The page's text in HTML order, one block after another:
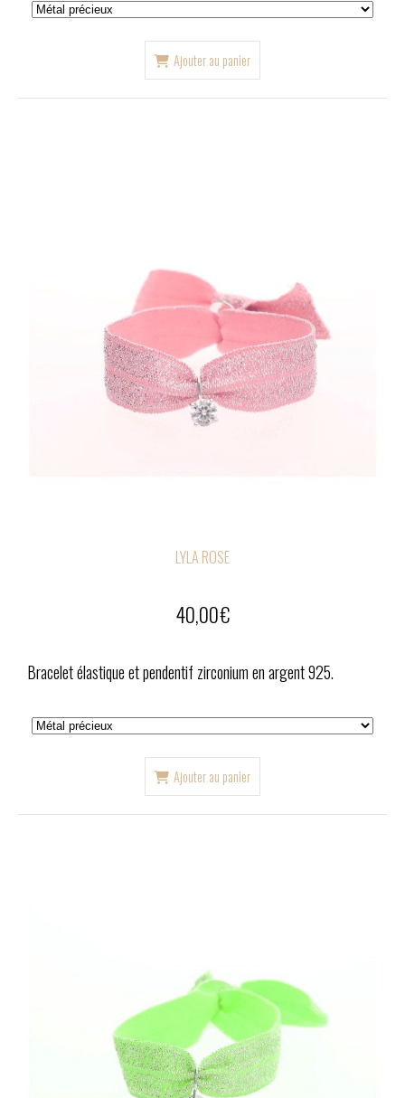
Ajouter au panier
LYLA ROSE
40,00€
Bracelet élastique et pendentif zirconium en argent 925.
Ajouter au panier